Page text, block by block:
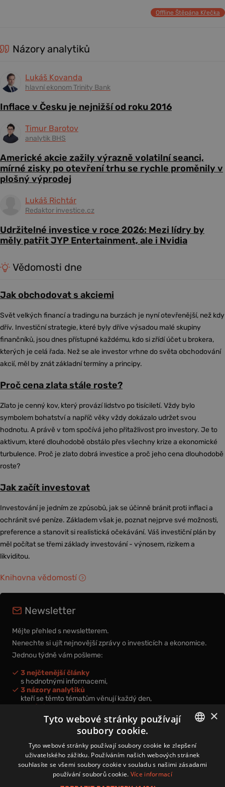
Offline Štěpána Křečka
Názory analytiků
Lukáš Kovanda
hlavní ekonom Trinity Bank
Inflace v Česku je nejnižší od roku 2016
Timur Barotov
analytik BHS
Americké akcie zažily výrazně volatilní seanci,
mírné zisky po otevření trhu se rychle proměnily v
plošný výprodej
Lukáš Richtár
Redaktor investice.cz
Udržitelné investice v roce 2026: Mezi lídry by
měly patřit JYP Entertainment, ale i Nvidia
Vědomosti dne
Jak obchodovat s akciemi
Svět velkých financí a tradingu na burzách je nyní otevřenější, než kdy
dřív. Investiční strategie, které byly dříve výsadou malé skupiny
finančníků, jsou dnes přístupné každému, kdo si zřídí účet u brokera,
kterých je celá řada. Než se ale investor vrhne do světa obchodování
akcií, měl by znát základní termíny a principy.
Proč cena zlata stále roste?
Zlato je cenný kov, který provází lidstvo po tisíciletí. Vždy bylo
symbolem bohatství a napříč věky vždy dokázalo udržet svou
hodnotu. A právě v tom spočívá jeho přitažlivost pro investory. Je to
aktivum, které dlouhodobě obstálo přes všechny krize a ekonomické
turbulence. Proč je zlato dobrá investice a proč jeho cena dlouhodobě
roste?
Jak začít investovat
Investování je jedním ze způsobů, jak se účinně bránit proti inflaci a
ochránit své peníze. Základem však je, poznat nejprve své možnosti,
preference a stanovit si realistická očekávání. Váš investiční plán by
měl počítat se třemi základy investování - výnosem, rizikem a
likviditou.
Knihovna vědomostí
Newsletter
Mějte přehled s newsletterem.
Nenechte si ujít nejnovější zprávy o investicích a ekonomice.
Jednou týdně vám pošleme:
3 nejčtenější články
s hodnotnými informacemi,
3 názory analytiků
kteří se těmto tématům věnují každý den,
nová videa a podcasty
k prohloubení vašich znalostí.
Přihlášením k newsletteru vyjadřujete svůj souhlas spodmínkami
zpracování osobních údajů.
CZECH
×
Tyto webové stránky používají
soubory cookie.
Tyto webové stránky používají soubory cookie ke zlepšení
uživatelského zážitku. Používáním našich webových stránek
souhlasíte se všemi soubory cookie v souladu s našimi zásadami
používání souborů cookie. Více informací